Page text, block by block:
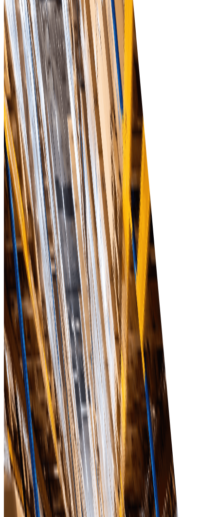
Quy trình tự động
Giảm lỗi thủ công và tiết kiệm thời gian với quy trình mua
sắm tự động nâng cao hiệu quả vận hành.
Bắt đầu
Tradeics mang lại kết
quả kinh doanh thực,
không chỉ tính năng!
Ghé thăm MarketPlace
Hiệu quả cao hơn
Tinh gọn quy trình mua sắm để đội ngũ tập trung vào
sáng kiến chiến lược thay vì công việc hành chính.
Quan hệ nhà cung cấp tốt hơn
Thúc đẩy giao tiếp và hợp tác tốt hơn với nhà cung
cấp — nâng cao dịch vụ và chất lượng sản phẩm.